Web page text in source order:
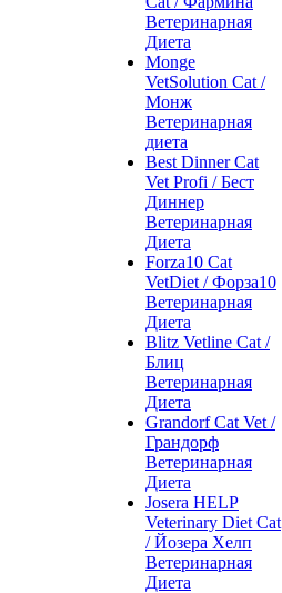
Ветеринарная
Диета
Monge
VetSolution Cat /
Монж
Ветеринарная
диета
Best Dinner Cat
Vet Profi / Бест
Диннер
Ветеринарная
Диета
Forza10 Cat
VetDiet / Форза10
Ветеринарная
Диета
Blitz Vetline Cat /
Блиц
Ветеринарная
Диета
Grandorf Cat Vet /
Грандорф
Ветеринарная
Диета
Josera HELP
Veterinary Diet Cat
/ Йозера Хелп
Ветеринарная
Диета